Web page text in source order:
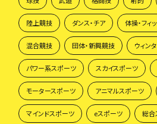
陸上競技 ダンス・チア 体操・フィ
混合競技 団体・新興競技 ウィン
パワー系スポーツ スカイスポーツ
モータースポーツ アニマルスポーツ
マインドスポーツ eスポーツ 総合